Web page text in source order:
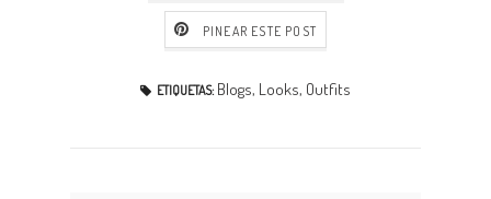
PINEAR ESTE POST
ETIQUETAS: Blogs, Looks, Outfits